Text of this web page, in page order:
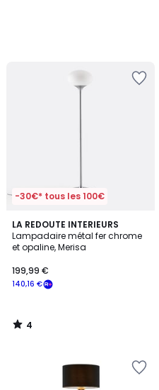
-30€* tous les 100€
LA REDOUTE INTERIEURS
Lampadaire métal fer chrome
et opaline, Merisa
140,16 €
199,99 €
4
/
5
4
/